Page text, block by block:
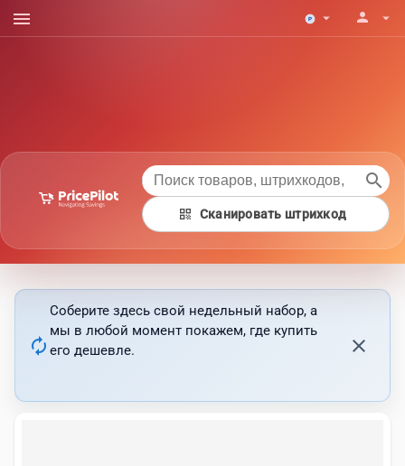
menu arrow_drop_down person arrow_drop_down
search
qr_code Сканировать штрихкод
autorenew
Соберите здесь свой недельный набор, а
мы в любой момент покажем, где купить
его дешевле.
close